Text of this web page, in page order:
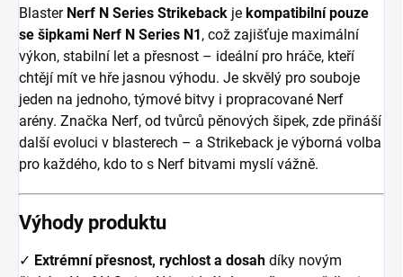
Blaster Nerf N Series Strikeback je kompatibilní pouze
se šipkami Nerf N Series N1 , což zajišťuje maximální
výkon, stabilní let a přesnost – ideální pro hráče, kteří
chtějí mít ve hře jasnou výhodu. Je skvělý pro souboje
jeden na jednoho, týmové bitvy i propracované Nerf
arény. Značka Nerf, od tvůrců pěnových šipek, zde přináší
další evoluci v blasterech – a Strikeback je výborná volba
pro každého, kdo to s Nerf bitvami myslí vážně.
Výhody produktu
✓ Extrémní přesnost, rychlost a dosah díky novým